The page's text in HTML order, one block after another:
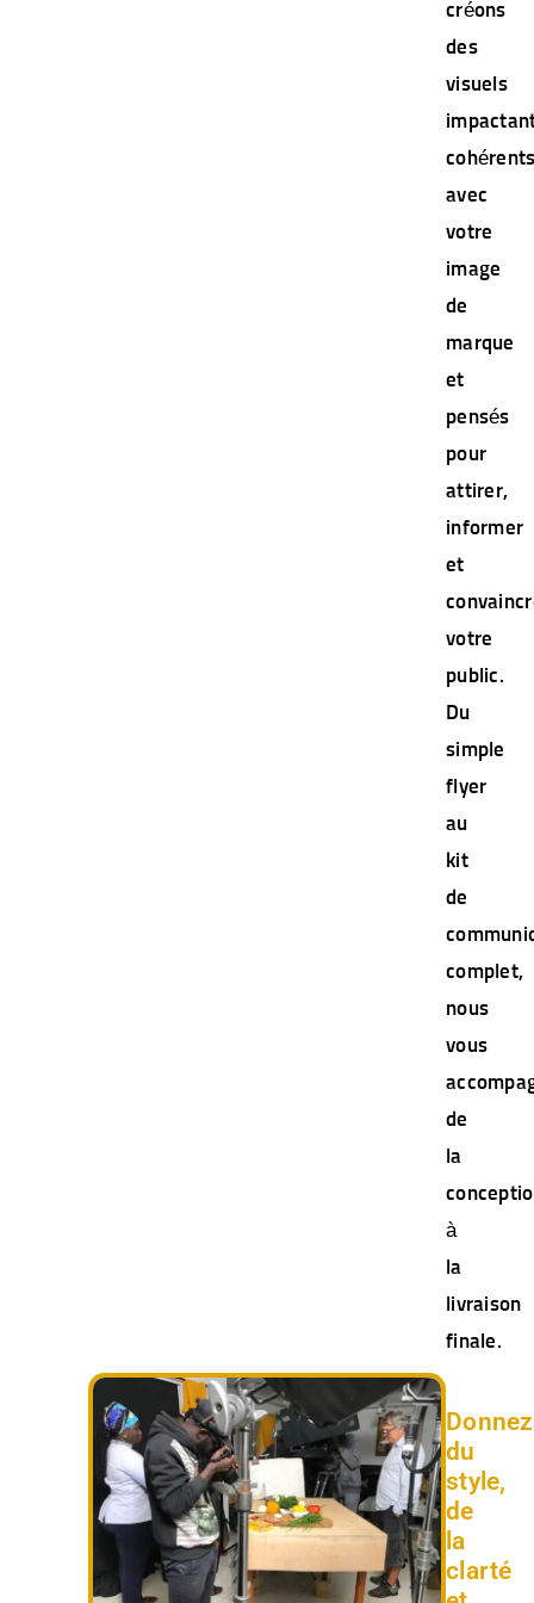
créons
des
visuels
avec
votre
image
de
marque
et
pensés
pour
attirer,
informer
et
votre
public.
Du
simple
flyer
au
kit
de
complet,
nous
vous
de
la
à
la
livraison
finale.
Donnez
du
style,
de
la
clarté